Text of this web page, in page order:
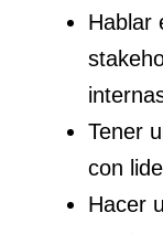
Hablar
Tener
con
Hacer